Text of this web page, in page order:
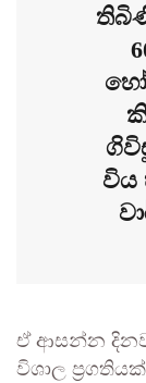
විය
ඒ ආසන්න
විශාල